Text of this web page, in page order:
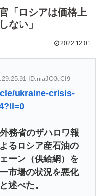
「ロシアは価格上
ない」
2022.12.01
ID:maJO3cCI9
ukraine-crisis-
務省のザハロワ報
るロシア産石油の
ーン（供給網）を
市場の状況を悪化
述べた。